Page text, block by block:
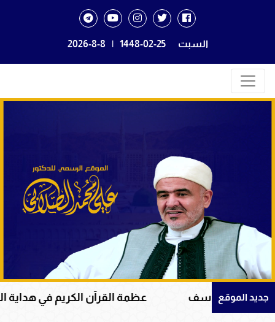
السبت 1448-02-25
|
2026-8-8
جديد الموقع
سورة يوسف عظمة القرآن الكريم في هداية